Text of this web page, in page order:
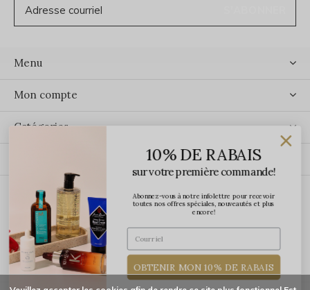
Menu
Mon compte
Catégories
ÉCRIVEZ-NOUS
10% DE RABAIS
sur votre première commande!
Abonnez-vous à notre infolettre pour recevoir
toutes nos offres spéciales, nouveautés et plus
encore!
OBTENIR MON 10% DE RABAIS